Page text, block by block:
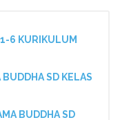
6 KURIKULUM
BUDDHA SD KELAS
BUDDHA SD